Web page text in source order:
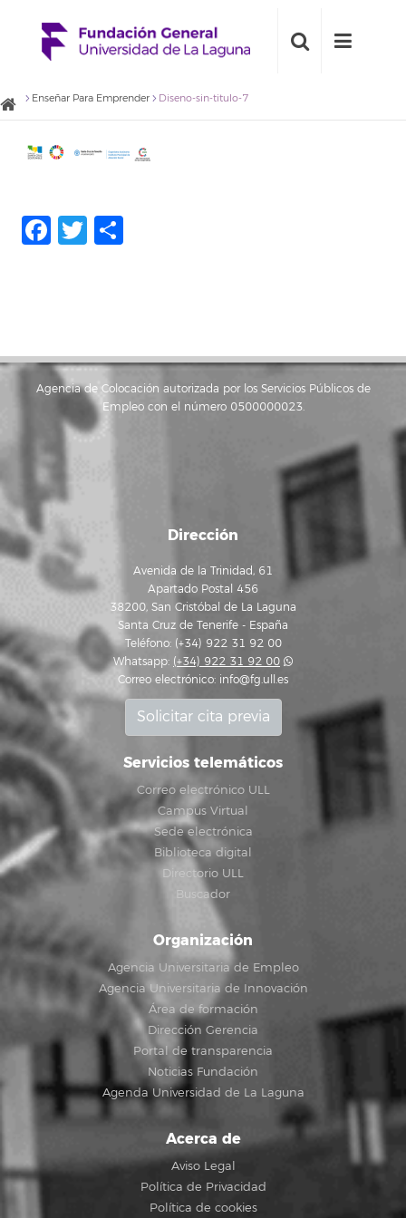
Enseñar Para Emprender Diseno-sin-titulo-7
Facebook
Twitter
Agencia de Colocación autorizada por los Servicios Públicos de
Empleo con el número 0500000023.
Dirección
Avenida de la Trinidad, 61
Apartado Postal 456
38200, San Cristóbal de La Laguna
Santa Cruz de Tenerife - España
Teléfono: (+34) 922 31 92 00
Whatsapp: (+34) 922 31 92 00
Correo electrónico: info@fg.ull.es
Solicitar cita previa
Servicios telemáticos
Correo electrónico ULL
Campus Virtual
Sede electrónica
Biblioteca digital
Directorio ULL
Buscador
Organización
Agencia Universitaria de Empleo
Agencia Universitaria de Innovación
Área de formación
Dirección Gerencia
Portal de transparencia
Noticias Fundación
Agenda Universidad de La Laguna
Acerca de
Aviso Legal
Política de Privacidad
Política de cookies